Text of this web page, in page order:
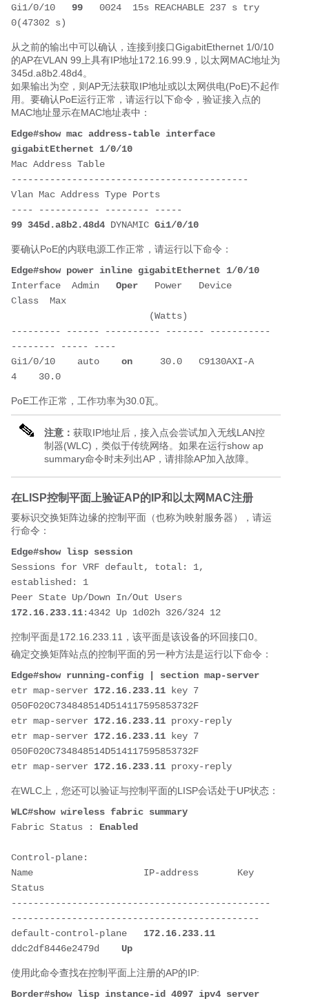
Gi1/0/10 99
   0024  15s REACHABLE 237 s try
0(47302 s)
从之前的输出中可以确认，连接到接口GigabitEthernet 1/0/10
的AP在VLAN 99上具有IP地址172.16.99.9，以太网MAC地址为
345d.a8b2.48d4。
如果输出为空，则AP无法获取IP地址或以太网供电(PoE)不起作
用。要确认PoE运行正常，请运行以下命令，验证接入点的
MAC地址显示在MAC地址表中：
Edge#show mac address-table interface
gigabitEthernet 1/0/10
Mac Address Table
-------------------------------------------
Vlan Mac Address Type Ports
---- ----------- -------- -----
99 345d.a8b2.48d4 DYNAMIC Gi1/0/10
要确认PoE的内联电源工作正常，请运行以下命令：
Edge#show power inline gigabitEthernet 1/0/10
Interface  Admin Oper
   Power   Device
Class  Max
                         (Watts)
--------- ------ ---------- ------- -----------
-------- ----- ----
Gi1/0/10    auto on
     30.0   C9130AXI-A
4    30.0
PoE工作正常，工作功率为30.0瓦。
注意： 获取IP地址后，接入点会尝试加入无线LAN控
制器(WLC)，类似于传统网络。如果在运行show ap
summary命令时未列出AP，请排除AP加入故障。
在LISP控制平面上验证AP的IP和以太网MAC注册
要标识交换矩阵边缘的控制平面（也称为映射服务器），请运
行命令：
Edge#show lisp session
Sessions for VRF default, total: 1,
established: 1
Peer State Up/Down In/Out Users
172.16.233.11:4342 Up 1d02h 326/324 12
控制平面是172.16.233.11，该平面是该设备的环回接口0。
确定交换矩阵站点的控制平面的另一种方法是运行以下命令：
Edge#show running-config | section map-server
etr map-server 172.16.233.11 key 7
050F020C734848514D514117595853732F
etr map-server 172.16.233.11 proxy-reply
etr map-server 172.16.233.11 key 7
050F020C734848514D514117595853732F
etr map-server 172.16.233.11 proxy-reply
在WLC上，您还可以验证与控制平面的LISP会话处于UP状态：
WLC#show wireless fabric summary
Fabric Status : Enabled
Control-plane:
Name                    IP-address       Key
Status
-----------------------------------------------
---------------------------------------------
default-control-plane 172.16.233.11
ddc2df8446e2479d Up
使用此命令查找在控制平面上注册的AP的IP:
Border#show lisp instance-id 4097 ipv4 server